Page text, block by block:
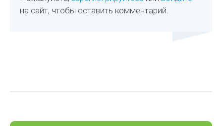
на сайт, чтобы оставить комментарий.